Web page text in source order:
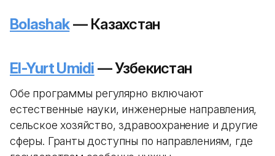
Bolashak— Казахстан
El-Yurt Umidi — Узбекистан
Обе программы регулярно включают
естественные науки, инженерные направления,
сельское хозяйство, здравоохранение и другие
сферы. Гранты доступны по направлениям, где